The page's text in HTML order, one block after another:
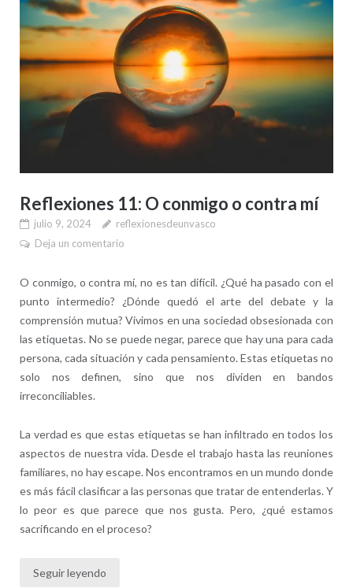
Reflexiones 11: O conmigo o contra mí
julio 9, 2024
reflexionesdeunvasco
Deja un comentario
O conmigo, o contra mí, no es tan difícil. ¿Qué ha pasado con el
punto intermedio? ¿Dónde quedó el arte del debate y la
comprensión mutua? Vivimos en una sociedad obsesionada con
las etiquetas. No se puede negar, parece que hay una para cada
persona, cada situación y cada pensamiento. Estas etiquetas no
solo nos definen, sino que nos dividen en bandos
irreconciliables.
La verdad es que estas etiquetas se han infiltrado en todos los
aspectos de nuestra vida. Desde el trabajo hasta las reuniones
familiares, no hay escape. Nos encontramos en un mundo donde
es más fácil clasificar a las personas que tratar de entenderlas. Y
lo peor es que parece que nos gusta. Pero, ¿qué estamos
sacrificando en el proceso?
Seguir leyendo